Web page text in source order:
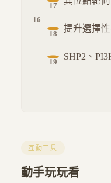
提升選擇
SHP2、
互動工具
動手玩玩看